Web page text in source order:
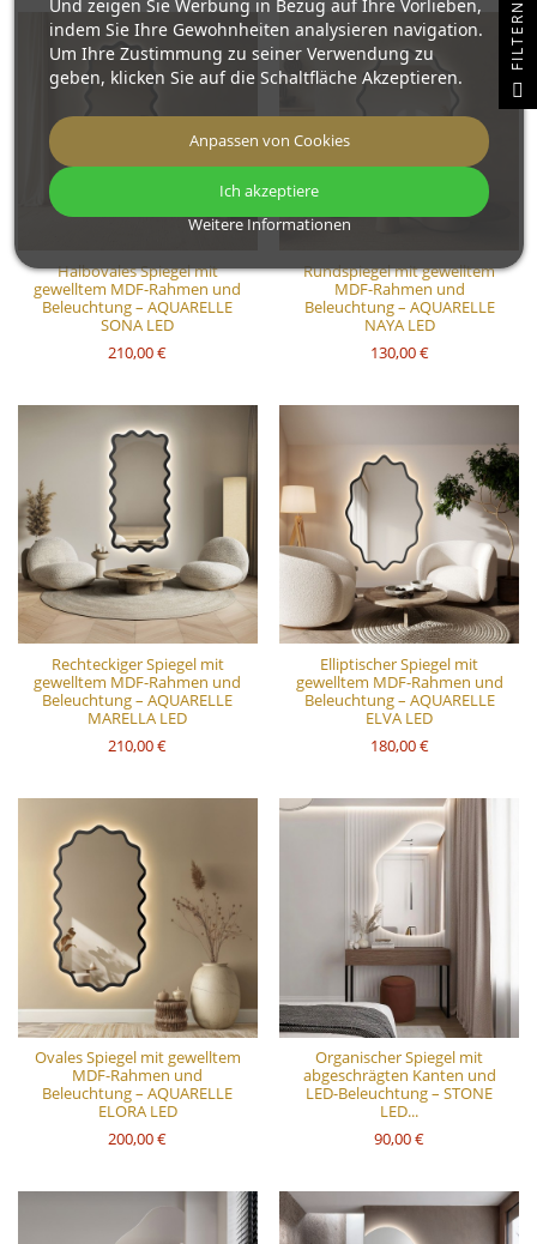
Halbovales Spiegel mit
gewelltem MDF-Rahmen und
Beleuchtung – AQUARELLE
SONA LED
210,00 €
Rundspiegel mit gewelltem
MDF-Rahmen und
Beleuchtung – AQUARELLE
NAYA LED
130,00 €
Rechteckiger Spiegel mit
gewelltem MDF-Rahmen und
Beleuchtung – AQUARELLE
MARELLA LED
210,00 €
Elliptischer Spiegel mit
gewelltem MDF-Rahmen und
Beleuchtung – AQUARELLE
ELVA LED
180,00 €
Ovales Spiegel mit gewelltem
MDF-Rahmen und
Beleuchtung – AQUARELLE
ELORA LED
200,00 €
Organischer Spiegel mit
abgeschrägten Kanten und
LED-Beleuchtung – STONE
LED...
90,00 €
Und zeigen Sie Werbung in Bezug auf Ihre Vorlieben,
indem Sie Ihre Gewohnheiten analysieren navigation.
Um Ihre Zustimmung zu seiner Verwendung zu
geben, klicken Sie auf die Schaltfläche Akzeptieren.
Weitere Informationen
Anpassen von Cookies
Ich akzeptiere
N